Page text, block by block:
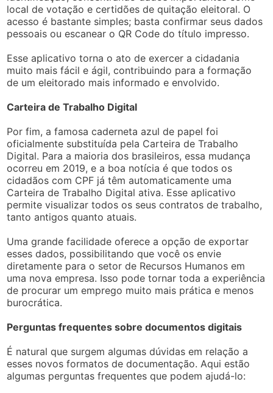
local de votação e certidões de quitação eleitoral. O
acesso é bastante simples; basta confirmar seus dados
pessoais ou escanear o QR Code do título impresso.
Esse aplicativo torna o ato de exercer a cidadania
muito mais fácil e ágil, contribuindo para a formação
de um eleitorado mais informado e envolvido.
Carteira de Trabalho Digital
Por fim, a famosa caderneta azul de papel foi
oficialmente substituída pela Carteira de Trabalho
Digital. Para a maioria dos brasileiros, essa mudança
ocorreu em 2019, e a boa notícia é que todos os
cidadãos com CPF já têm automaticamente uma
Carteira de Trabalho Digital ativa. Esse aplicativo
permite visualizar todos os seus contratos de trabalho,
tanto antigos quanto atuais.
Uma grande facilidade oferece a opção de exportar
esses dados, possibilitando que você os envie
diretamente para o setor de Recursos Humanos em
uma nova empresa. Isso pode tornar toda a experiência
de procurar um emprego muito mais prática e menos
burocrática.
Perguntas frequentes sobre documentos digitais
É natural que surgem algumas dúvidas em relação a
esses novos formatos de documentação. Aqui estão
algumas perguntas frequentes que podem ajudá-lo: